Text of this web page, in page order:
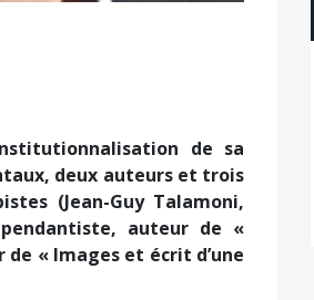
deux auteurs et trois
« Images et écrit d’une
celles de ses lecteurs vers
volontairement oublieux